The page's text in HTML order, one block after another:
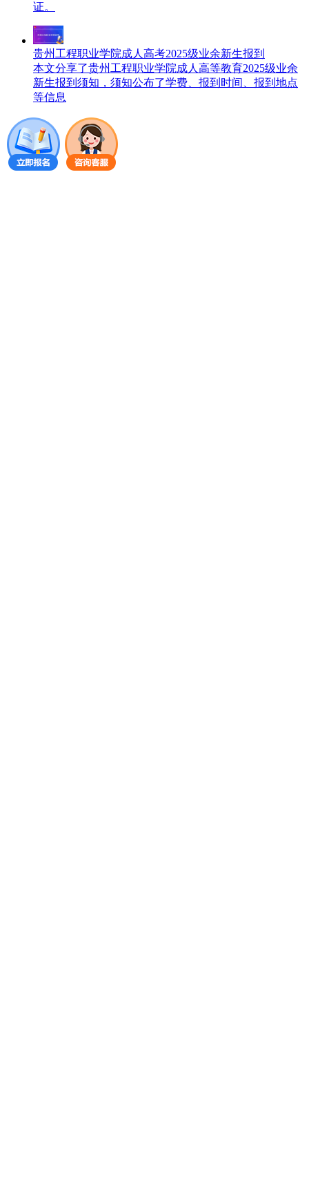
证。
贵州工程职业学院成人高考2025级业余新生报到
本文分享了贵州工程职业学院成人高等教育2025级业余
新生报到须知，须知公布了学费、报到时间、报到地点
等信息